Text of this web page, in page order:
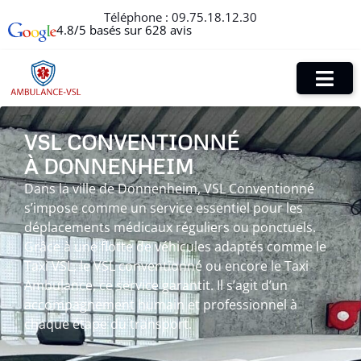
Téléphone : 09.75.18.12.30
4.8/5 basés sur 628 avis
VSL CONVENTIONNÉ
À DONNENHEIM
Dans la ville de Donnenheim, VSL Conventionné
s’impose comme un service essentiel pour les
déplacements médicaux réguliers ou ponctuels.
Grâce à une flotte de véhicules adaptés comme le
Taxi VSL, le VSL conventionné ou encore le Taxi
Ambulance, ce service garantit. Il s’agit d’un
accompagnement humain et professionnel à
chaque étape du transport.